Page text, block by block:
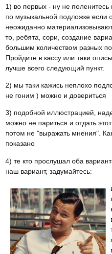
1) во первых - ну не поленитесь
по музыкальной подложке если
неожиданно
то, ребята, сори, создание
большим количеством разных
Пройдите в кассу или таки
лучше всего следующий пункт.
2) мы таки кажись неплохо
не гоним ) можно и довериться
3) подобной иллюстрацией,
можно не париться и отдать
потом не "выражать мнения".
показано
4) те кто прослушал оба
наш вариант, задумайтесь: